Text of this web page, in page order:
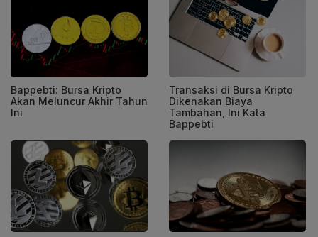
Bappebti: Bursa Kripto
Akan Meluncur Akhir Tahun
Ini
Transaksi di Bursa Kripto
Dikenakan Biaya
Tambahan, Ini Kata
Bappebti